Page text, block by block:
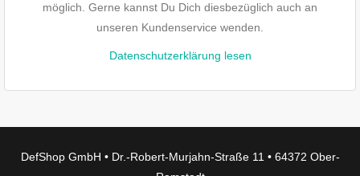
möglich. Gerne kannst Du Dich diesbezüglich auch an
unseren Kundenservice wenden.
Datenschutzerklärung lesen
DefShop GmbH • Dr.-Robert-Murjahn-Straße 11 • 64372 Ober-